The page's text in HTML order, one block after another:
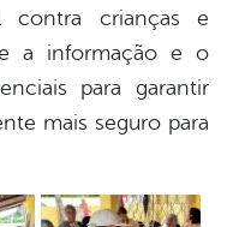
contra crianças e
a informação e o
para garantir
mais seguro para